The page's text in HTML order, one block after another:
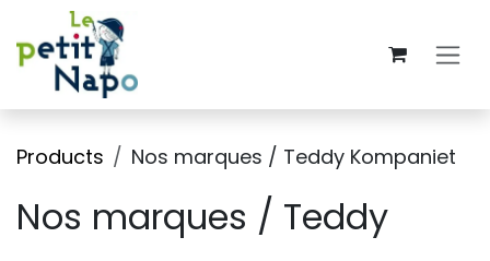
Skip to Content
Products Nos marques / Teddy Kompaniet
Nos marques / Teddy